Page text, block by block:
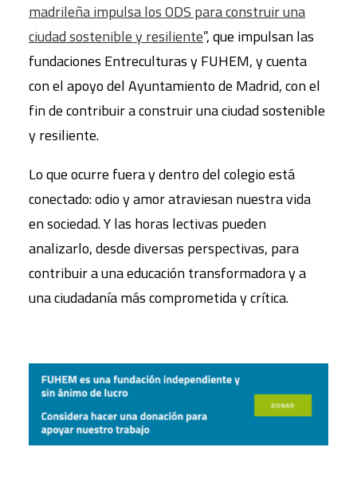
madrileña impulsa los ODS para construir una
ciudad sostenible y resiliente”, que impulsan las
fundaciones Entreculturas y FUHEM, y cuenta
con el apoyo del Ayuntamiento de Madrid, con el
fin de contribuir a construir una ciudad sostenible
y resiliente.
Lo que ocurre fuera y dentro del colegio está
conectado: odio y amor atraviesan nuestra vida
en sociedad. Y las horas lectivas pueden
analizarlo, desde diversas perspectivas, para
contribuir a una educación transformadora y a
una ciudadanía más comprometida y crítica.